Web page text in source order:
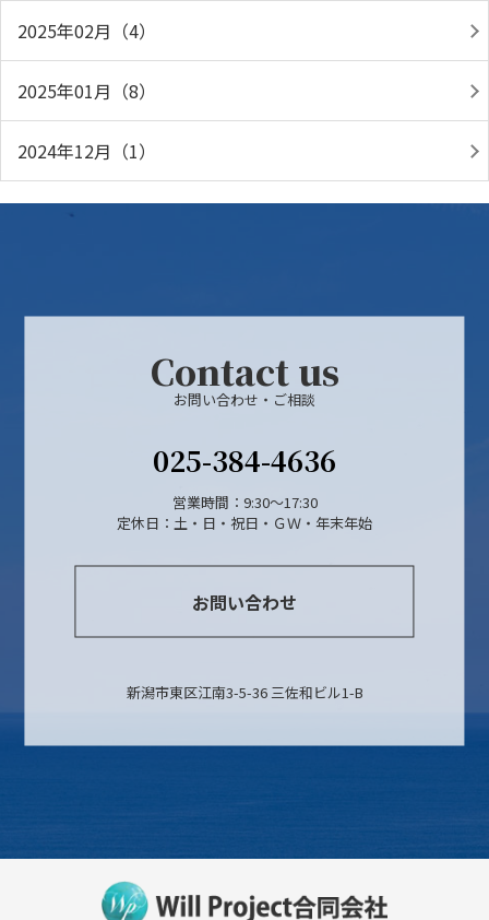
2025年02月（4）
2025年01月（8）
2024年12月（1）
Contact us
お問い合わせ・ご相談
025-384-4636
営業時間：9:30～17:30
定休日：土・日・祝日・ＧＷ・年末年始
お問い合わせ
新潟市東区江南3-5-36 三佐和ビル1-B